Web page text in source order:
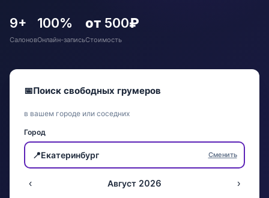
9+
Салонов
100%
Онлайн-запись
от 500₽
Стоимость
📅Поиск свободных грумеров
в вашем городе или соседних
Город
📍Екатеринбург Сменить
‹ Август 2026 ›